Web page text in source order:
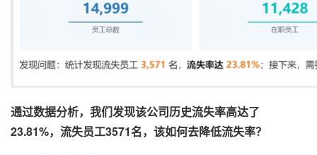
通过数据分析，我们发现该公司历史流失率高达了
23.81%，流失员工3571名，该如何去降低流失率？